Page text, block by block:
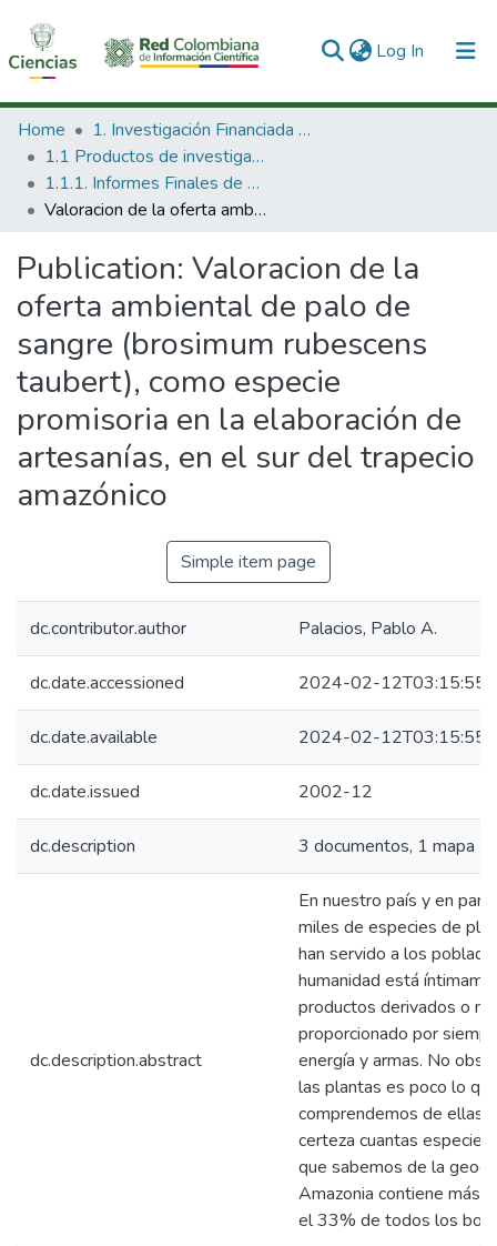
Log In (current)
Communities & Collections
All of DSpace
Statistics
Home
1. Investigación Financiada con Recursos Públicos
1.1 Productos de investigación
1.1.1. Informes Finales de Proyectos de Investigación
Valoracion de la oferta ambiental de palo de sangre (brosimum rubescens taubert), como especie promisoria en la elaboración de artesanías, en el sur del trapecio amazónico
Publication: Valoracion de la
oferta ambiental de palo de
sangre (brosimum rubescens
taubert), como especie
promisoria en la elaboración de
artesanías, en el sur del trapecio
amazónico
Simple item page
dc.contributor.author Palacios, Pablo A.
dc.date.accessioned 2024-02-12T03:15:55Z
dc.date.available 2024-02-12T03:15:55Z
dc.date.issued 2002-12
dc.description 3 documentos, 1 mapa
dc.description.abstract
En nuestro país y en
miles de especies de
han servido a los
humanidad está
productos derivados o
proporcionado por
energía y armas. No
las plantas es poco lo
comprendemos de ellas.
certeza cuantas
que sabemos de la
Amazonia contiene más
el 33% de todos los